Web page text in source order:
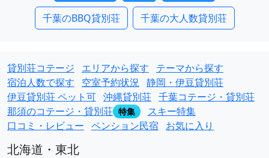
千葉のBBQ貸別荘 千葉の大人数貸別荘
貸別荘コテージ エリアから探す
テーマから探す
宿泊人数で探す
空室予約状況 静岡・伊豆貸別荘
伊豆貸別荘 ペット可 沖縄貸別荘 千葉コテージ・貸別荘
那須のコテージ・貸別荘 特集
スキー特集
口コミ・レビュー ペンション民宿 お気に入り
北海道・東北